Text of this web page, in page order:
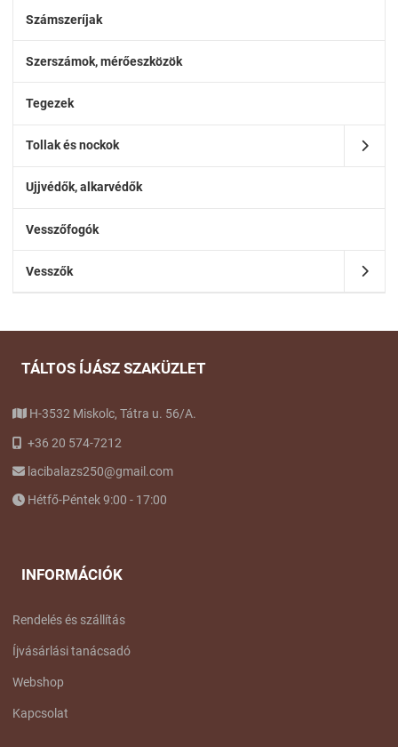
Számszeríjak
Szerszámok, mérőeszközök
Tegezek
Tollak és nockok
Ujjvédők, alkarvédők
Vesszőfogók
Vesszők
TÁLTOS ÍJÁSZ SZAKÜZLET
H-3532 Miskolc, Tátra u. 56/A.
+36 20 574-7212
lacibalazs250@gmail.com
Hétfő-Péntek 9:00 - 17:00
INFORMÁCIÓK
Rendelés és szállítás
Íjvásárlási tanácsadó
Webshop
Kapcsolat